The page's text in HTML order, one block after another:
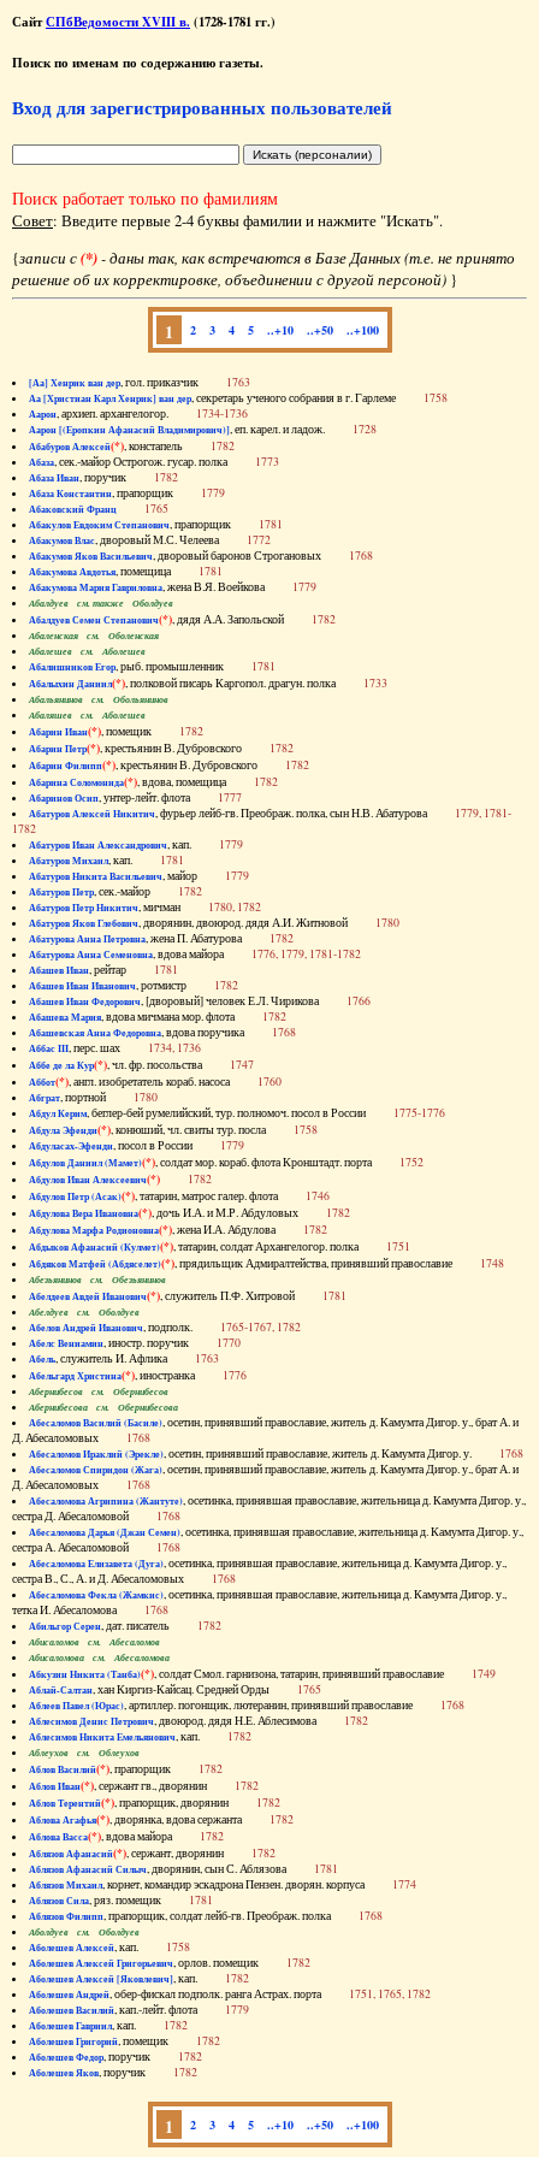
СайтСПбВедомости XVIII в. (1728-1781 гг.)
Поиск по именам по содержанию газеты.
Вход для зарегистрированных пользователей
Поиск работает только по фамилиям
Совет: Введите первые 2-4 буквы фамилии и нажмите "Искать".
{записи с(*)- даны так, как встречаются в Базе Данных (т.е. не принято
решение об их корректировке, объединении с другой персоной) }
1 2 3 4 5 ..+10 ..+50 ..+100
[Аа] Хенрик ван дер, гол. приказчик 1763
Аа [Христиан Карл Хенрик] ван дер, секретарь ученого собрания в г. Гарлеме 1758
Аарон, архиеп. архангелогор. 1734-1736
Аарон [(Еропкин Афанасий Владимирович)], еп. карел. и ладож. 1728
Абабуров Алексей(*), констапель 1782
Абаза, сек.-майор Острогож. гусар. полка 1773
Абаза Иван, поручик 1782
Абаза Константин, прапорщик 1779
Абаковский Франц 1765
Абакулов Евдоким Степанович, прапорщик 1781
Абакумов Влас, дворовый М.С. Челеева 1772
Абакумов Яков Васильевич, дворовый баронов Строгановых 1768
Абакумова Авдотья, помещица 1781
Абакумова Мария Гавриловна, жена В.Я. Воейкова 1779
Абалдуев см. также Оболдуев
Абалдуев Семен Степанович(*), дядя А.А. Запольской 1782
Абаленская см. Оболенская
Абалешев см. Аболешев
Абалишников Егор, рыб. промышленник 1781
Абалыхин Даниил(*), полковой писарь Каргопол. драгун. полка 1733
Абальянинов см. Обольянинов
Абаляшев см. Аболешев
Абарин Иван(*), помещик 1782
Абарин Петр(*), крестьянин В. Дубровского 1782
Абарин Филипп(*), крестьянин В. Дубровского 1782
Абарина Соломонида(*), вдова, помещица 1782
Абаринов Осип, унтер-лейт. флота 1777
Абатуров Алексей Никитич, фурьер лейб-гв. Преображ. полка, сын Н.В. Абатурова 1779, 1781-
1782
Абатуров Иван Александрович, кап. 1779
Абатуров Михаил, кап. 1781
Абатуров Никита Васильевич, майор 1779
Абатуров Петр, сек.-майор 1782
Абатуров Петр Никитич, мичман 1780, 1782
Абатуров Яков Глебович, дворянин, двоюрод. дядя А.И. Житновой 1780
Абатурова Анна Петровна, жена П. Абатурова 1782
Абатурова Анна Семеновна, вдова майора 1776, 1779, 1781-1782
Абашев Иван, рейтар 1781
Абашев Иван Иванович, ротмистр 1782
Абашев Иван Федорович, [дворовый] человек Е.Л. Чирикова 1766
Абашева Мария, вдова мичмана мор. флота 1782
Абашевская Анна Федоровна, вдова поручика 1768
Аббас III, перс. шах 1734, 1736
Аббе де ла Кур(*), чл. фр. посольства 1747
Аббот(*), англ. изобретатель кораб. насоса 1760
Абграт, портной 1780
Абдул Керим, беглер-бей румелийский, тур. полномоч. посол в России 1775-1776
Абдула Эфенди(*), конюший, чл. свиты тур. посла 1758
Абдуласах-Эфенди, посол в России 1779
Абдулов Даниил (Мамет)(*), солдат мор. кораб. флота Кронштадт. порта 1752
Абдулов Иван Алексеевич(*) 1782
Абдулов Петр (Асак)(*), татарин, матрос галер. флота 1746
Абдулова Вера Ивановна(*), дочь И.А. и М.Р. Абдуловых 1782
Абдулова Марфа Родионовна(*), жена И.А. Абдулова 1782
Абдыков Афанасий (Кулмет)(*), татарин, солдат Архангелогор. полка 1751
Абдяков Матфей (Абдяселет)(*), прядильщик Адмиралтейства, принявший православие 1748
Абезьянинов см. Обезьянинов
Абелдеев Авдей Иванович(*), служитель П.Ф. Хитровой 1781
Абелдуев см. Оболдуев
Абелов Андрей Иванович, подполк. 1765-1767, 1782
Абелс Вениамин, иностр. поручик 1770
Абель, служитель И. Афлика 1763
Абельгард Христина(*), иностранка 1776
Абернибесов см. Обернибесов
Абернибесова см. Обернибесова
Абесаломов Василий (Басиле), осетин, принявший православие, житель д. Камумта Дигор. у., брат А. и
Д. Абесаломовых 1768
Абесаломов Ираклий (Эрекле), осетин, принявший православие, житель д. Камумта Дигор. у. 1768
Абесаломов Спиридон (Жага), осетин, принявший православие, житель д. Камумта Дигор. у., брат А. и
Д. Абесаломовых 1768
Абесаломова Агрипина (Жантуте), осетинка, принявшая православие, жительница д. Камумта Дигор. у.,
сестра Д. Абесаломовой 1768
Абесаломова Дарья (Джан Семен), осетинка, принявшая православие, жительница д. Камумта Дигор. у.,
сестра А. Абесаломовой 1768
Абесаломова Елизавета (Дуга), осетинка, принявшая православие, жительница д. Камумта Дигор. у.,
сестра В., С., А. и Д. Абесаломовых 1768
Абесаломова Фекла (Жамкис), осетинка, принявшая православие, жительница д. Камумта Дигор. у.,
тетка И. Абесаломова 1768
Абильгор Серен, дат. писатель 1782
Абисаломов см. Абесаломов
Абисаломова см. Абесаломова
Абкузин Никита (Танба)(*), солдат Смол. гарнизона, татарин, принявший православие 1749
Аблай-Салтан, хан Киргиз-Кайсац. Средней Орды 1765
Аблеев Павел (Юрас), артиллер. погонщик, лютеранин, принявший православие 1768
Аблесимов Денис Петрович, двоюрод. дядя Н.Е. Аблесимова 1782
Аблесимов Никита Емельянович, кап. 1782
Аблеухов см. Облеухов
Аблов Василий(*), прапорщик 1782
Аблов Иван(*), сержант гв., дворянин 1782
Аблов Терентий(*), прапорщик, дворянин 1782
Аблова Агафья(*), дворянка, вдова сержанта 1782
Аблова Васса(*), вдова майора 1782
Аблязов Афанасий(*), сержант, дворянин 1782
Аблязов Афанасий Силыч, дворянин, сын С. Аблязова 1781
Аблязов Михаил, корнет, командир эскадрона Пензен. дворян. корпуса 1774
Аблязов Сила, ряз. помещик 1781
Аблязов Филипп, прапорщик, солдат лейб-гв. Преображ. полка 1768
Аболдуев см. Оболдуев
Аболешев Алексей, кап. 1758
Аболешев Алексей Григорьевич, орлов. помещик 1782
Аболешев Алексей [Яковлевич], кап. 1782
Аболешев Андрей, обер-фискал подполк. ранга Астрах. порта 1751, 1765, 1782
Аболешев Василий, кап.-лейт. флота 1779
Аболешев Гавриил, кап. 1782
Аболешев Григорий, помещик 1782
Аболешев Федор, поручик 1782
Аболешев Яков, поручик 1782
1 2 3 4 5 ..+10 ..+50 ..+100